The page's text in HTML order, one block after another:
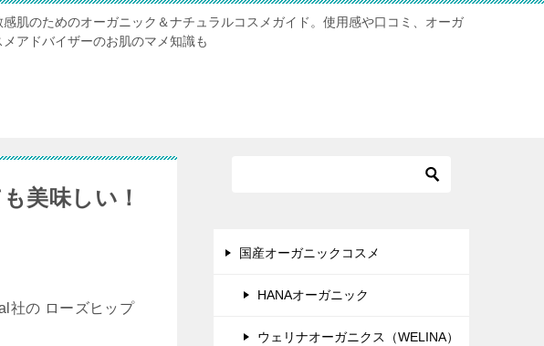
感肌のためのオーガニック＆ナチュラルコスメガイド。使用感や口コミ、オーガ
メアドバイザーのお肌のマメ知識も
美味しい！
社の ローズヒップ
国産オーガニックコスメ
HANAオーガニック
ウェリナオーガニクス（WELINA）